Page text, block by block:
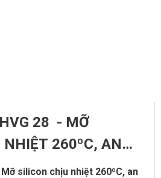
28 - MỠ
NHIỆT 260ºC, AN
TÁCH KHUÔN
silicon chịu nhiệt 260ºC, an